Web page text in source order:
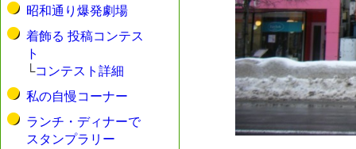
昭和通り爆発劇場
着飾る 投稿コンテス
ト
└コンテスト詳細
私の自慢コーナー
ランチ・ディナーで
スタンプラリー